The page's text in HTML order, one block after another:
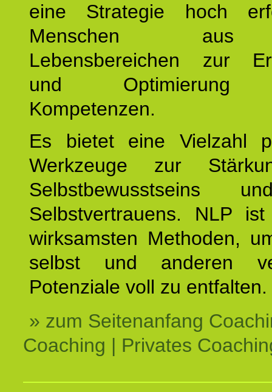
eine Strategie hoch
Menschen
Lebensbereichen zur
und Optimierung
Kompetenzen.
Es bietet eine Vielzahl
Werkzeuge zur
Selbstbewusstseins
Selbstvertrauens. NLP
wirksamsten Methoden,
selbst und anderen
Potenziale voll zu entfalten.
» zum Seitenanfang
Coaching | Privates